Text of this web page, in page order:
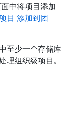
中将项目添加
目 添加到团
至少一个存储库
理组织级项目。